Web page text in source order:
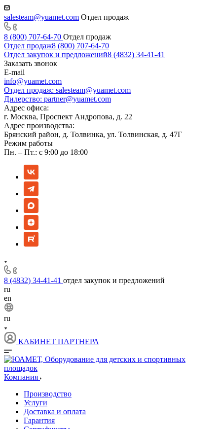
salesteam@yuamet.com Отдел продаж
8 (800) 707-64-70 Отдел продаж
Отдел продаж8 (800) 707-64-70
Отдел закупок и предложений8 (4832) 34-41-41
Заказать звонок
E-mail
info@yuamet.com
Отдел продаж: salesteam@yuamet.com
Дилерство: partner@yuamet.com
Адрес офиса:
г. Москва, Проспект Андропова, д. 22
Адрес производства:
Брянский район, д. Толвинка, ул. Толвинская, д. 47Г
Режим работы
Пн. – Пт.: с 9:00 до 18:00
8 (4832) 34-41-41 отдел закупок и предложений
ru
en
ru
КАБИНЕТ ПАРТНЕРА
Компания
Производство
Услуги
Доставка и оплата
Гарантия